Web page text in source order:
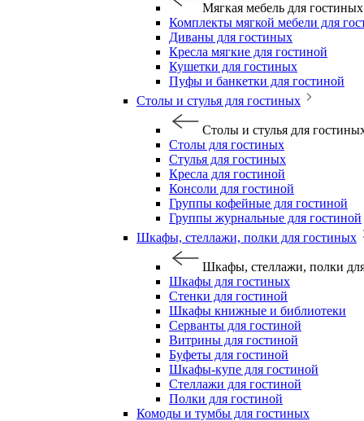
Мягкая мебель для гостиных
Комплекты мягкой мебели для
Диваны для гостиных
Кресла мягкие для гостиной
Кушетки для гостиных
Пуфы и банкетки для гостиной
Столы и стулья для гостиных
Столы и стулья для
Столы для гостиных
Стулья для гостиных
Кресла для гостиной
Консоли для гостиной
Группы кофейные для гостиной
Группы журнальные для гостиной
Шкафы, стеллажи, полки для гостиных
Шкафы, стеллажи, полки
Шкафы для гостиных
Стенки для гостиной
Шкафы книжные и библиотеки
Серванты для гостиной
Витрины для гостиной
Буфеты для гостиной
Шкафы-купе для гостиной
Стеллажи для гостиной
Полки для гостиной
Комоды и тумбы для гостиных